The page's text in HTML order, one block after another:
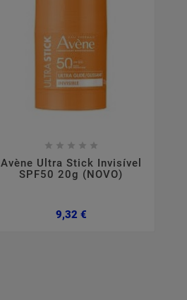
    
Avène Ultra Stick Invisível
SPF50 20g (NOVO)
9,32 €Preço